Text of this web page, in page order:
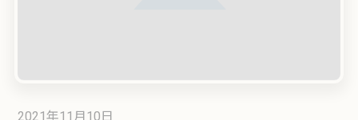
2021年11月10日